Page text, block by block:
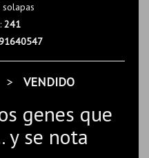
solapas
241
> VENDIDO
genes que
y se nota